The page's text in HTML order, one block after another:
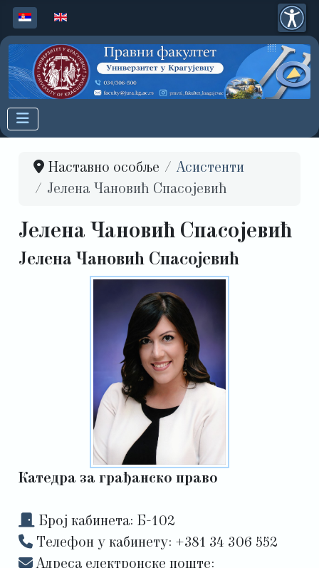
Изаберите ваш језик
Наставно особље
Асистенти
Јелена Чановић Спасојевић
Јелена Чановић Спасојевић
Јелена Чановић Спасојевић
Катедра за грађанско право
Број кабинета: Б-102
Tелефон у кабинету: +381 34 306 552
Адреса електронске поште: